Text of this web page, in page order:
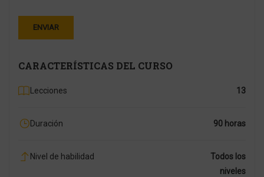
CARACTERÍSTICAS DEL CURSO
Lecciones 13
Duración 90 horas
Nivel de habilidad
Todos los
niveles